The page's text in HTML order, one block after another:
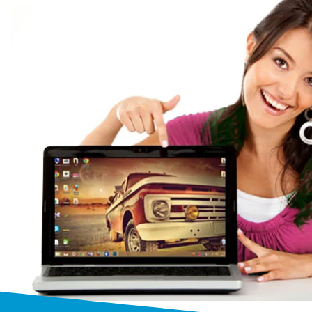
Ремонт
профессия
Мы выполняем ремонт
моделей и производителей